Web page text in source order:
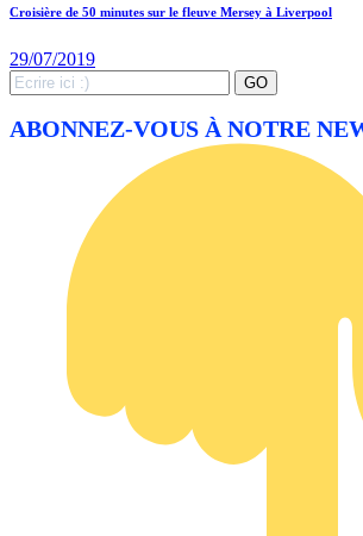
Croisière de 50 minutes sur le fleuve Mersey à Liverpool
29/07/2019
Search
for:
GO
ABONNEZ-VOUS À NOTRE